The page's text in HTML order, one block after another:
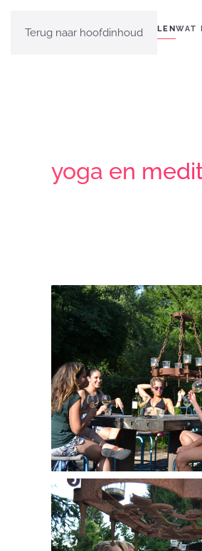
Terug naar hoofdinhoud
EVEN VOORSTELLENWAT
yoga en